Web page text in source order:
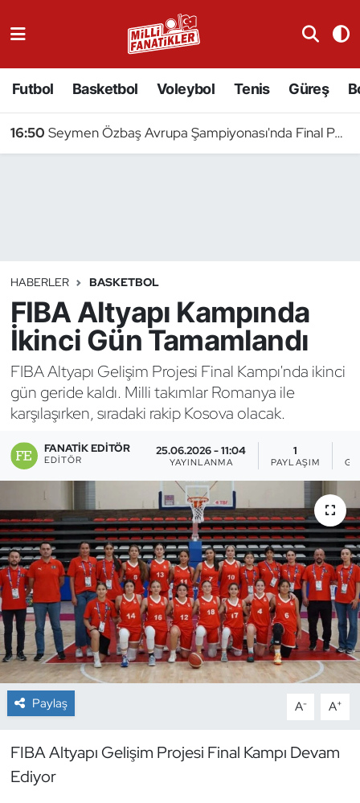
Futbol Basketbol Voleybol Tenis Güreş
16:50 Seymen Özbaş Avrupa Şampiyonası'nda Final Peşinde
HABERLER BASKETBOL
FIBA Altyapı Kampında
İkinci Gün Tamamlandı
FIBA Altyapı Gelişim Projesi Final Kampı'nda ikinci
gün geride kaldı. Milli takımlar Romanya ile
karşılaşırken, sıradaki rakip Kosova olacak.
FANATIK EDITÖR
EDITÖR
25.06.2026 - 11:04
YAYINLANMA
1
PAYLAŞIM
Paylaş A- A+
FIBA Altyapı Gelişim Projesi Final Kampı Devam
Ediyor
Badminton
Binicilik
Bisiklet
Bocce Bowling Dart
Buz Hokeyi
Buz Pateni
Çim Hokeyi
Cimnastik
Curling
Dağcılık
Dans Sporları